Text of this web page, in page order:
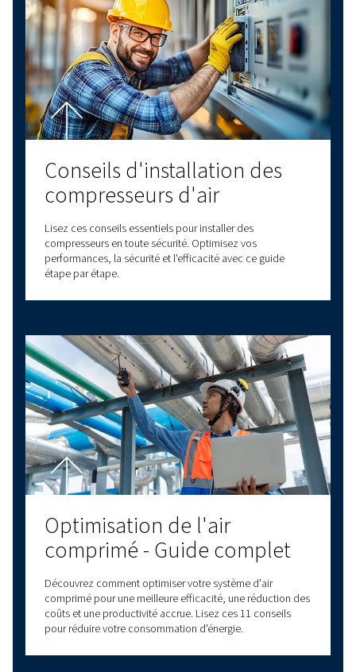
Comprendre la pression
atmosphérique et son
impact sur les circuits
comprimé
Découvrez l'impact de la pression atmosphérique
systèmes à air comprimé. Découvrez les principes
pour optimiser les performances du compresseur.
Entretien du compresseur
d'air
L'entretien régulier de votre compresseur d'air
l'efficacité, réduit les coûts, empêche les pannes et
garantit une qualité d'air constante pour vos